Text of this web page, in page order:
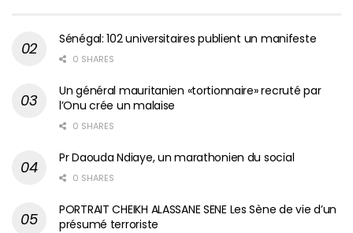
Sénégal: 102 universitaires publient un manifeste
0 SHARES
Un général mauritanien «tortionnaire» recruté par
l’Onu crée un malaise
0 SHARES
Pr Daouda Ndiaye, un marathonien du social
0 SHARES
PORTRAIT CHEIKH ALASSANE SENE Les Sène de vie d’un
présumé terroriste